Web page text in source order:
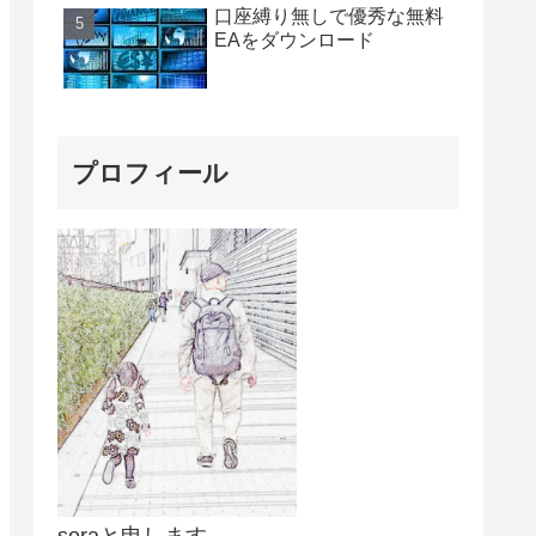
口座縛り無しで優秀な無料
EAをダウンロード
プロフィール